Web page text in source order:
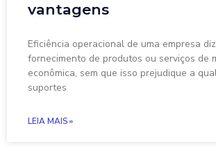
vantagens
Eficiência operacional de uma empresa
fornecimento de produtos ou serviços de
econômica, sem que isso prejudique a
suportes
LEIA MAIS »